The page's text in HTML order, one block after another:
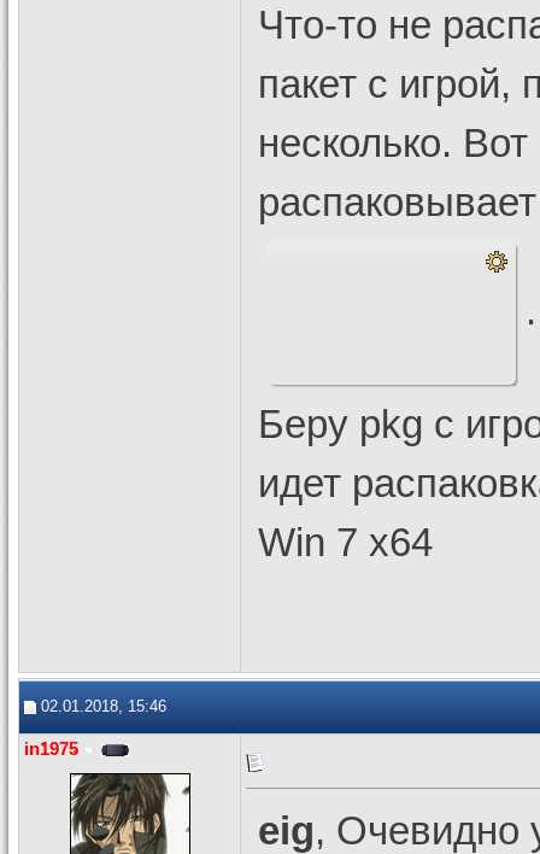
Что-то не
пакет с
несколько.
.
Беру pkg с
идет
Win 7 x64
02.01.2018, 15:46
in1975
eig, Очевидно